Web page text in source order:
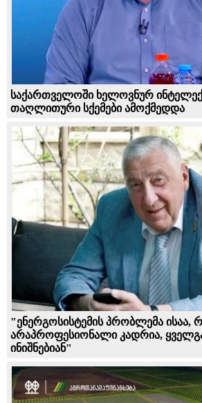
საქართველოში ხელოვნურ
თაღლითური სქემები ამოქმედდა
"ენერგოსისტემის პრობლემა ისაა,
არაპროფესიონალი კადრია,
ინიშნებიან"